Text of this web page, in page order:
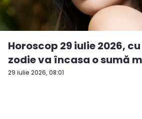
29 iulie 2026, 08:01
Horoscop 29 iulie 2026,
zodie va încasa o sumă